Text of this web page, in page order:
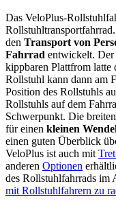
Das VeloPlus-
den Transport von
Fahrrad entwickelt.
kippbaren Plattfrom latte
Rollstuhl kann dann am
Position des Rollstuhls
Rollstuhls auf dem
Schwerpunkt. Die
für einen kleinen
einen guten Überblick
VeloPlus ist auch mit
anderen Optionen
des Rollstuhlfahrrads im
mit Rollstuhlfahrern zu